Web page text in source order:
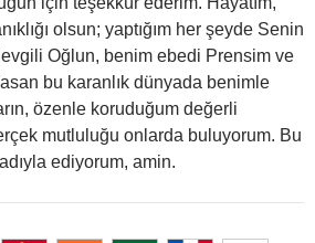
olsun; yaptığım her şeyde Senin
Oğlun, benim ebedi Prensim ve
bu karanlık dünyada benimle
özenle koruduğum değerli
mutluluğu onlarda buluyorum. Bu
ediyorum, amin.